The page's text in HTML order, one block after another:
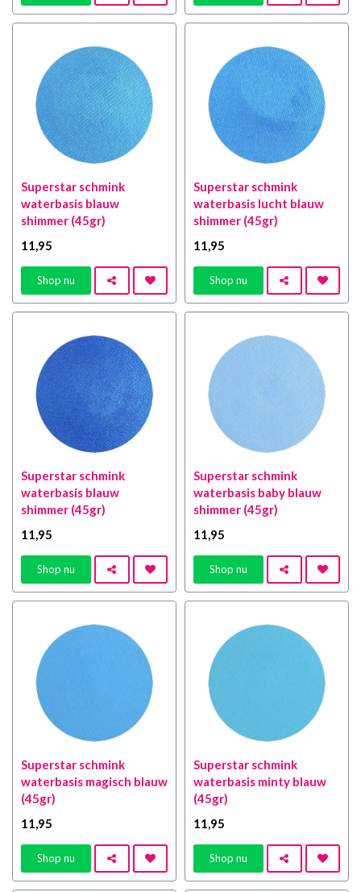
Superstar schmink
waterbasis blauw
shimmer (45gr)
11,95
Shop nu
Superstar schmink
waterbasis lucht blauw
shimmer (45gr)
11,95
Shop nu
Superstar schmink
waterbasis blauw
shimmer (45gr)
11,95
Shop nu
Superstar schmink
waterbasis baby blauw
shimmer (45gr)
11,95
Shop nu
Superstar schmink
waterbasis magisch blauw
(45gr)
11,95
Shop nu
Superstar schmink
waterbasis minty blauw
(45gr)
11,95
Shop nu